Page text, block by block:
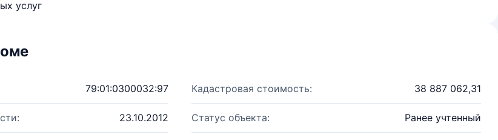
услуг
79:01:0300032:97 Кадастровая стоимость: 38 887 062,31
23.10.2012 Статус объекта: Ранее учтенный